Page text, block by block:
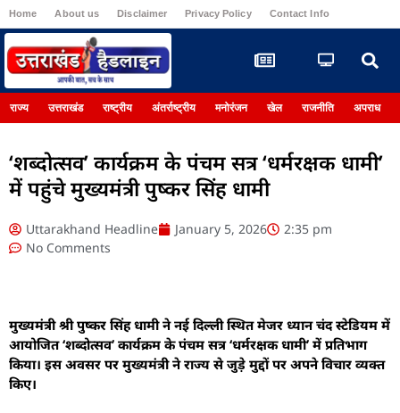
Home About us Disclaimer Privacy Policy Contact Info
राज्य उत्तराखंड राष्ट्रीय अंतर्राष्ट्रीय मनोरंजन खेल राजनीति अपराध
‘शब्दोत्सव’ कार्यक्रम के पंचम सत्र ‘धर्मरक्षक धामी’
में पहुंचे मुख्यमंत्री पुष्कर सिंह धामी
Uttarakhand Headline January 5, 2026
2:35 pm
No Comments
मुख्यमंत्री श्री पुष्कर सिंह धामी ने नई दिल्ली स्थित मेजर ध्यान चंद स्टेडियम में
आयोजित ‘शब्दोत्सव’ कार्यक्रम के पंचम सत्र ‘धर्मरक्षक धामी’ में प्रतिभाग
किया। इस अवसर पर मुख्यमंत्री ने राज्य से जुड़े मुद्दों पर अपने विचार व्यक्त
किए।